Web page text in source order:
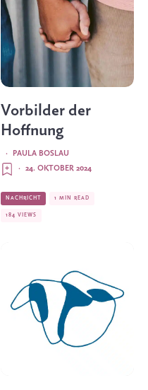
Vorbilder der
Hoffnung
PAULA BOSLAU
·
24. OKTOBER 2024
·
NACHRICHT 1 MIN READ
184 VIEWS